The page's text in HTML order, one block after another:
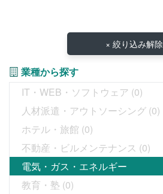
× 絞り込み解除
業種から探す
IT・WEB・ソフトウェア (0)
人材派遣・アウトソーシング (0)
ホテル・旅館 (0)
不動産・ビルメンテナンス (0)
電気・ガス・エネルギー
教育・塾 (0)